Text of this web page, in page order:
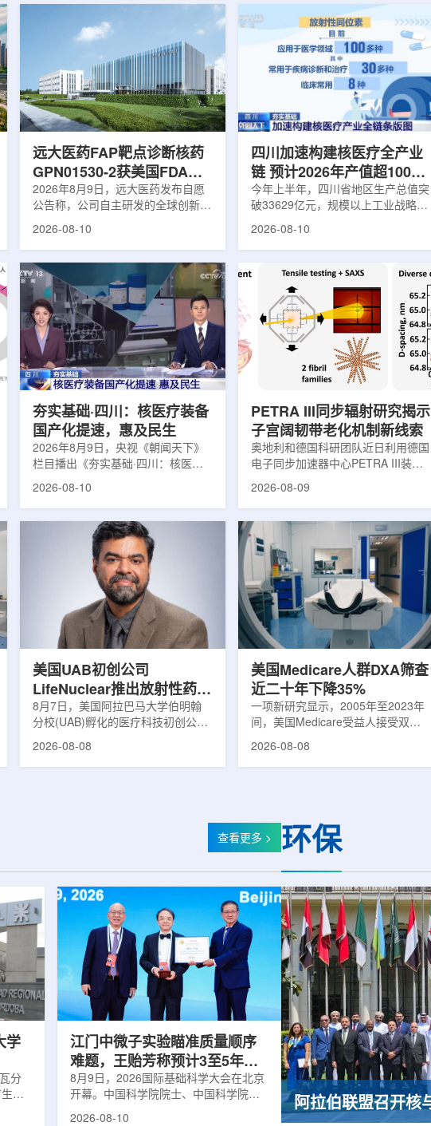
远大医药FAP靶点诊断核药
GPN01530-2获美国FDA快
速通道资格
2026年8月9日，远大医药发布自愿
公告称，公司自主研发的全球创新放
射性核素偶联药物GPN01530-2近日
瘤。此前，该产品已获FDA批准开展
用于诊断实体瘤的I/II期临床研究。
GPN01530-2是一款靶向成纤维细胞
活化蛋白(FAP)的小分子放射性核素
偶联药物(RDC)。资料显示，FAP在
正常组织中不表达或低表达，但在多
种肿瘤微环境中的肿瘤相关成纤维细
胞中高表达，被认为是肿瘤诊疗领域
2026-08-10
四川加速构建核医疗全产业
链 预计2026年产值超100亿
元
今年上半年，四川省地区生产总值突
破33629亿元，规模以上工业战略性
新兴产业企业增加值增长7.6%，在
四川：加速构建核医疗产业全链条版
图核医疗，听起来离日常生活很远，
但在四川，它正从深厚的核工业积淀
中破土而出，成为新质生产力的一张
重要名片。近日，位于乐山市夹江县
的医用同位素生产堆的心脏——反应
堆容器完成了安装就位。这是目前全
球功率最高的溶液型医用同位素生产
2026-08-10
夯实基础·四川：核医疗装备
国产化提速，惠及民生
2026年8月9日，央视《朝闻天下》
栏目播出《夯实基础·四川：核医疗
装备国产化提速，惠及民生》，对玖
月,是一家以高端核医疗设备研发、
生产、服务为一体的国家高新技术企
业,致力于提供放射性药物的整体解
决方案。回旋加速器是利用磁场和电
场共同使带电粒子作回旋运动，在运
动中经高频电场反复加速的装置。中
低能回旋加速器应用于医学领域，是
产生正电子放射性核素的装置，生产
2026-08-10
PETRA III同步辐射研究揭示
子宫阔韧带老化机制新线索
奥地利和德国科研团队近日利用德国
电子同步加速器中心PETRA III装
置，对支撑子宫的重要韧带——阔韧
学线索。相关研究成果发表于《生物
材料学报》。盆腔器官脱垂是女性健
康领域常见但机制仍不清晰的问题，
约40%的女性会受到影响，且多发生
在生命后半段。医学研究人员此前推
测，子宫周围韧带随年龄发生松弛，
可能是脱垂的重要原因之一。阔韧带
连接子宫与盆腔内壁，其强度和弹性
2026-08-09
美国UAB初创公司
LifeNuclear推出放射性药物
治疗安全指导平台
TheraGuide
8月7日，美国阿拉巴马大学伯明翰
分校(UAB)孵化的医疗科技初创公司
LifeNuclear宣布推出数字化平台
大，患者在治疗后通常需要阅读并执
度。雷莫·乔治博士LifeNuclear由
UAB...
2026-08-08
美国Medicare人群DXA筛查
近二十年下降35%
一项新研究显示，2005年至2023年
间，美国Medicare受益人接受双能X
射线吸收测定(DXA)检查的比例明显
据。结果显示，DXA使用率从2005
年的每10万名受益人7255次，下降
《Osteoporosis International》。下
降幅度在人群之间并不均衡。...
2026-08-08
查看更多 >
学
分
态
江门中微子实验瞄准质量顺序
难题，王贻芳称预计3至5年内
可解决
8月9日，2026国际基础科学大会在北京
开幕。中国科学院院士、中国科学院高
2026-08-10
环保